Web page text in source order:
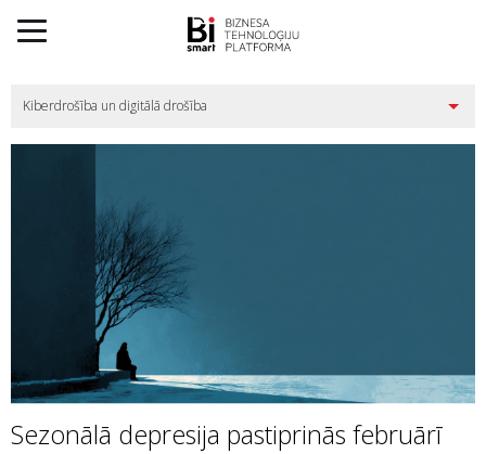
Sezonālā depresija pastiprinās februārī